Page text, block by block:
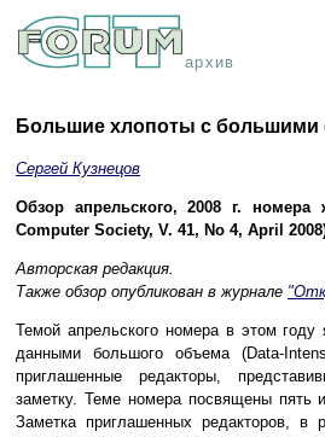
архив
Большие хлопоты с
Сергей Кузнецов
Обзор апрельского, 2008 г. номера
Computer Society, V. 41, No 4, April
Авторская редакция.
Также обзор опубликован в журнале
Темой апрельского номера в этом
данными большого объема (Data-
приглашенные редакторы,
заметку. Теме номера посвящены пять
Заметка приглашенных редакторов, в